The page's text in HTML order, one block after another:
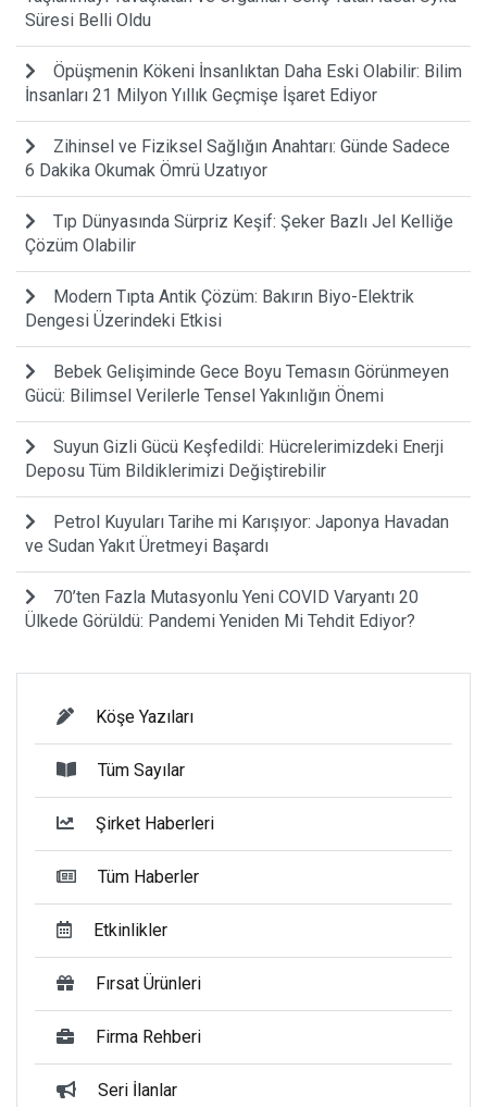
Süresi Belli Oldu
Öpüşmenin Kökeni İnsanlıktan Daha Eski Olabilir: Bilim
İnsanları 21 Milyon Yıllık Geçmişe İşaret Ediyor
Zihinsel ve Fiziksel Sağlığın Anahtarı: Günde Sadece
6 Dakika Okumak Ömrü Uzatıyor
Tıp Dünyasında Sürpriz Keşif: Şeker Bazlı Jel Kelliğe
Çözüm Olabilir
Modern Tıpta Antik Çözüm: Bakırın Biyo-Elektrik
Dengesi Üzerindeki Etkisi
Bebek Gelişiminde Gece Boyu Temasın Görünmeyen
Gücü: Bilimsel Verilerle Tensel Yakınlığın Önemi
Suyun Gizli Gücü Keşfedildi: Hücrelerimizdeki Enerji
Deposu Tüm Bildiklerimizi Değiştirebilir
Petrol Kuyuları Tarihe mi Karışıyor: Japonya Havadan
ve Sudan Yakıt Üretmeyi Başardı
70’ten Fazla Mutasyonlu Yeni COVID Varyantı 20
Ülkede Görüldü: Pandemi Yeniden Mi Tehdit Ediyor?
Köşe Yazıları
Tüm Sayılar
Şirket Haberleri
Tüm Haberler
Etkinlikler
Fırsat Ürünleri
Firma Rehberi
Seri İlanlar